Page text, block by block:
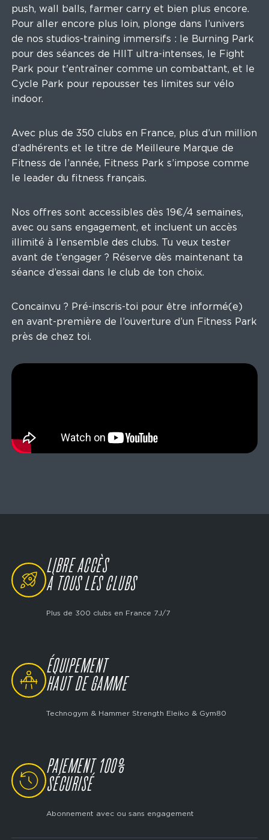
push, wall balls, farmer carry et bien plus encore.
Pour aller encore plus loin, plonge dans l’univers
de nos studios-training immersifs : le Burning Park
pour des séances de HIIT ultra-intenses, le Fight
Park pour t'entraîner comme un combattant, et le
Cycle Park pour repousser tes limites sur vélo
indoor.
Avec plus de 350 clubs en France, plus d’un million
d’adhérents et le titre de Meilleure Marque de
Fitness de l’année, Fitness Park s’impose comme
le leader du fitness français.
Nos offres sont accessibles dès 19€/4 semaines,
avec ou sans engagement, et incluent un accès
illimité à l’ensemble des clubs. Tu veux tester
avant de t’engager ? Réserve dès maintenant ta
séance d’essai dans le club de ton choix.
Concainvu ? Pré-inscris-toi pour être informé(e)
en avant-première de l’ouverture d’un Fitness Park
près de chez toi.
SVG
LIBRE ACCÈS
À TOUS LES CLUBS
Plus de 300 clubs en France 7J/7
SVG
ÉQUIPEMENT
HAUT DE GAMME
Technogym & Hammer Strength Eleiko & Gym80
SVG
PAIEMENT 100%
SÉCURISÉ
Abonnement avec ou sans engagement